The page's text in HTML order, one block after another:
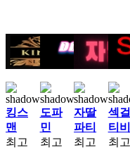
킹스
맨
최고
도파
민
최고
자딸
파티
최고
섹걸
티비
최고